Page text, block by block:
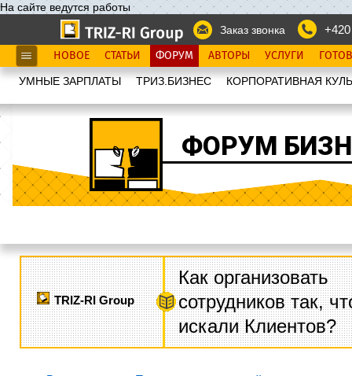
На сайте ведутся работы
Заказ звонка
НОВОЕ СТАТЬИ ФОРУМ АВТОРЫ УСЛУГИ
УМНЫЕ ЗАРПЛАТЫ ТРИЗ.БИЗНЕС КОРПОРАТИВНАЯ
ФОРУМ
TRIZ-RI Group
Как организовать
сотрудников так,
искали Клиентов?